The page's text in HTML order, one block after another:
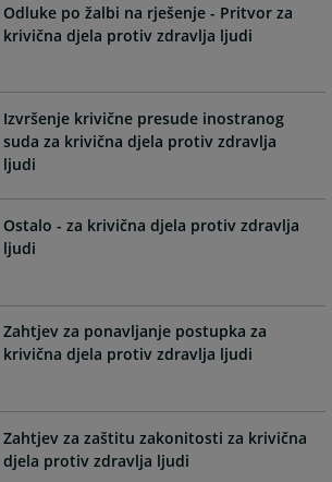
forward
to
the
calendar
a
date.
question
mark
key
keyboard
shortcuts
Odluke po žalbi na rješenje - Pritvor za
krivična djela protiv zdravlja ljudi
Izvršenje krivične presude inostranog
suda za krivična djela protiv zdravlja
ljudi
Ostalo - za krivična djela protiv zdravlja
ljudi
Zahtjev za ponavljanje postupka za
krivična djela protiv zdravlja ljudi
Zahtjev za zaštitu zakonitosti za krivična
djela protiv zdravlja ljudi